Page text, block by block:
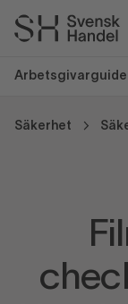
Säkerhet